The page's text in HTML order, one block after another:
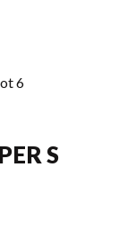
6
S